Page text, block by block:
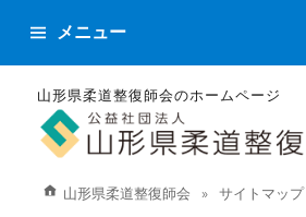
山形県柔道整復師会のホームページ
メニュー
山形県柔道整復師会 サイトマップ